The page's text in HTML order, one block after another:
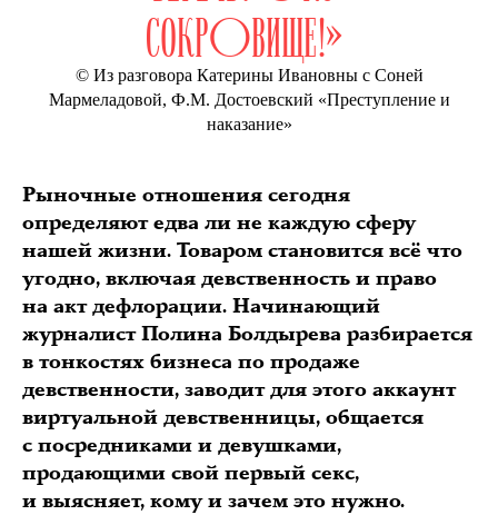
СОКРОВИЩЕ!»
© Из разговора Катерины Ивановны с Соней
Мармеладовой, Ф.М. Достоевский «Преступление и
наказание»
Рыночные отношения сегодня
определяют едва ли не каждую сферу
нашей жизни. Товаром становится всё что
угодно, включая девственность и право
на акт дефлорации. Начинающий
журналист Полина Болдырева разбирается
в тонкостях бизнеса по продаже
девственности, заводит для этого аккаунт
виртуальной девственницы, общается
с посредниками и девушками,
продающими свой первый секс,
и выясняет, кому и зачем это нужно.